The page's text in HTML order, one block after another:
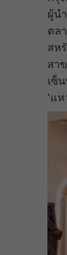
ผู้น
ตล
สห
สา
เซ็
‘แ